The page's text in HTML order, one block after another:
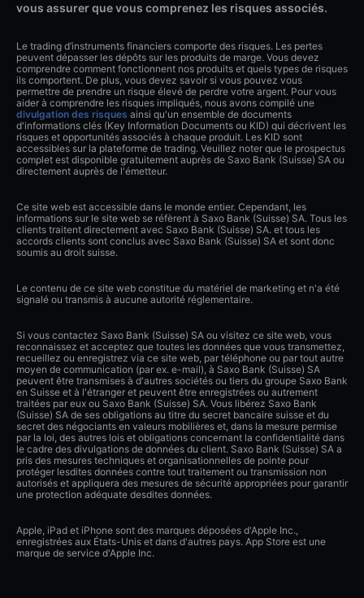
vous assurer que vous comprenez les risques associés.
Le trading d’instruments financiers comporte des risques. Les pertes
peuvent dépasser les dépôts sur les produits de marge. Vous devez
comprendre comment fonctionnent nos produits et quels types de risques
ils comportent. De plus, vous devez savoir si vous pouvez vous
permettre de prendre un risque élevé de perdre votre argent. Pour vous
aider à comprendre les risques impliqués, nous avons compilé une
divulgation des risques ainsi qu'un ensemble de documents
d'informations clés (Key Information Documents ou KID) qui décrivent les
risques et opportunités associés à chaque produit. Les KID sont
accessibles sur la plateforme de trading. Veuillez noter que le prospectus
complet est disponible gratuitement auprès de Saxo Bank (Suisse) SA ou
directement auprès de l'émetteur.
Ce site web est accessible dans le monde entier. Cependant, les
informations sur le site web se réfèrent à Saxo Bank (Suisse) SA. Tous les
clients traitent directement avec Saxo Bank (Suisse) SA. et tous les
accords clients sont conclus avec Saxo Bank (Suisse) SA et sont donc
soumis au droit suisse.
Le contenu de ce site web constitue du matériel de marketing et n'a été
signalé ou transmis à aucune autorité réglementaire.
Si vous contactez Saxo Bank (Suisse) SA ou visitez ce site web, vous
reconnaissez et acceptez que toutes les données que vous transmettez,
recueillez ou enregistrez via ce site web, par téléphone ou par tout autre
moyen de communication (par ex. e-mail), à Saxo Bank (Suisse) SA
peuvent être transmises à d'autres sociétés ou tiers du groupe Saxo Bank
en Suisse et à l'étranger et peuvent être enregistrées ou autrement
traitées par eux ou Saxo Bank (Suisse) SA. Vous libérez Saxo Bank
(Suisse) SA de ses obligations au titre du secret bancaire suisse et du
secret des négociants en valeurs mobilières et, dans la mesure permise
par la loi, des autres lois et obligations concernant la confidentialité dans
le cadre des divulgations de données du client. Saxo Bank (Suisse) SA a
pris des mesures techniques et organisationnelles de pointe pour
protéger lesdites données contre tout traitement ou transmission non
autorisés et appliquera des mesures de sécurité appropriées pour garantir
une protection adéquate desdites données.
Apple, iPad et iPhone sont des marques déposées d'Apple Inc.,
enregistrées aux États-Unis et dans d'autres pays. App Store est une
marque de service d'Apple Inc.